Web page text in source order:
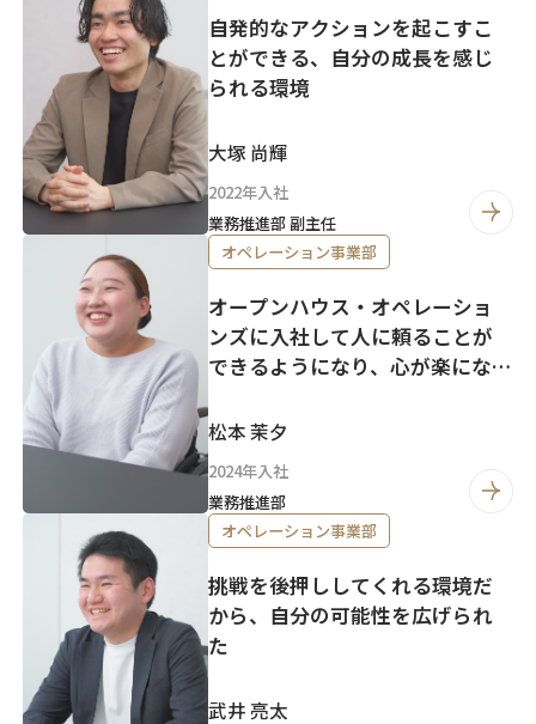
自発的なアクションを起こすこ
とができる、自分の成長を感じ
られる環境
大塚 尚輝
2022年入社
業務推進部 副主任
オペレーション事業部
オープンハウス・オペレーショ
ンズに入社して人に頼ることが
できるようになり、心が楽になっ
松本 茉夕
2024年入社
業務推進部
オペレーション事業部
挑戦を後押ししてくれる環境だ
から、自分の可能性を広げられ
た
武井 亮太